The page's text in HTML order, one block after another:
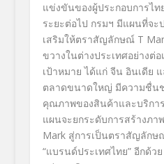
แข่งขันของผู้ประกอบการไ
ระยะต่อไป กรมฯ มีแผนที่จ
เสริมให้ตราสัญลักษณ์ T
ขวางในต่างประเทศอย่างต่
เป้าหมาย ได้แก่ จีน อินเดีย
ตลาดขนาดใหญ่ มีความชื่น
คุณภาพของสินค้าและบริกา
แผนจะยกระดับการสร้างภ
Mark สู่การเป็นตราสัญลักษ
“แบรนด์ประเทศไทย” อีกด้วย